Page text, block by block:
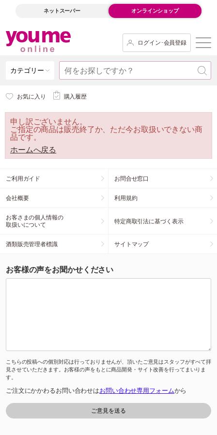
ネットスーパー オンラインショップ
ログイン･会員登録
カテゴリー
お気に入り 購入履歴
申し訳ございません。
ご指定の商品は販売終了か、ただ今お取扱いできない商
品です。
ホームへ戻る
ご利用ガイド お問合せ窓口
会社概要 利用規約
お客さまの個人情報の
取扱いについて
特定商取引法に基づく表示
酒類販売管理者標識 サイトマップ
お客様の声をお聞かせください
こちらの投稿への個別対応は行っておりませんが、頂いたご意見はスタッフがすべて拝
見させていただきます。お客様の声をもとに商品開発・サイト改善を行ってまいりま
す。
ご注文にかかわるお問い合わせはお問い合わせ専用フォームから